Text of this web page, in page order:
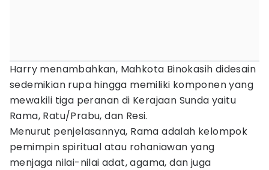
Harry menambahkan, Mahkota Binokasih didesain
sedemikian rupa hingga memiliki komponen yang
mewakili tiga peranan di Kerajaan Sunda yaitu
Rama, Ratu/Prabu, dan Resi.
Menurut penjelasannya, Rama adalah kelompok
pemimpin spiritual atau rohaniawan yang
menjaga nilai-nilai adat, agama, dan juga